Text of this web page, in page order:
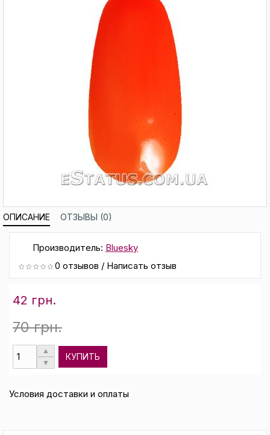
ОПИСАНИЕ ОТЗЫВЫ (0)
Производитель: Bluesky
0 отзывов / Написать отзыв
42 грн.
70 грн.
КУПИТЬ
Условия доставки и оплаты